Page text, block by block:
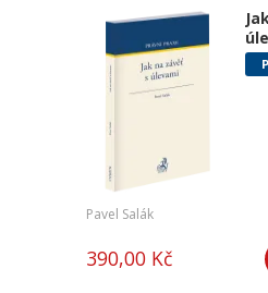
Pavel Salák
390,00 Kč